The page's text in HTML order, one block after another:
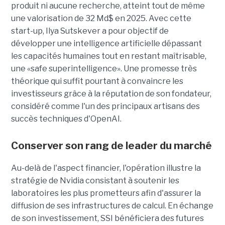
produit ni aucune recherche, atteint tout de même
une valorisation de 32 Md$ en 2025. Avec cette
start-up, Ilya Sutskever a pour objectif de
développer une intelligence artificielle dépassant
les capacités humaines tout en restant maîtrisable,
une «safe superintelligence». Une promesse très
théorique qui suffit pourtant à convaincre les
investisseurs grâce à la réputation de son fondateur,
considéré comme l'un des principaux artisans des
succès techniques d'OpenAI.
Conserver son rang de leader du marché
Au-delà de l'aspect financier, l'opération illustre la
stratégie de Nvidia consistant à soutenir les
laboratoires les plus prometteurs afin d'assurer la
diffusion de ses infrastructures de calcul. En échange
de son investissement, SSI bénéficiera des futures